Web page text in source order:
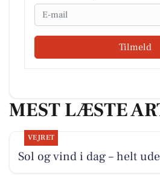
Email
Tilmeld
MEST LÆSTE
VEJRET
Sol og vind i dag – helt